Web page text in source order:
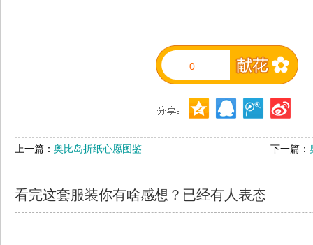
0
上一篇： 奥比岛折纸心愿图鉴 下一篇：
看完这套服装你有啥感想？已经有人表态